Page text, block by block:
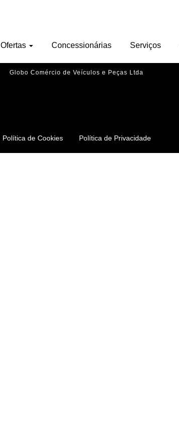
Ofertas Concessionárias Serviços
Globo Comércio de Veículos e Peças Ltda
Política de Cookies Política de Privacidade